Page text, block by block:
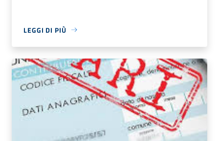
LEGGI DI PIÙ